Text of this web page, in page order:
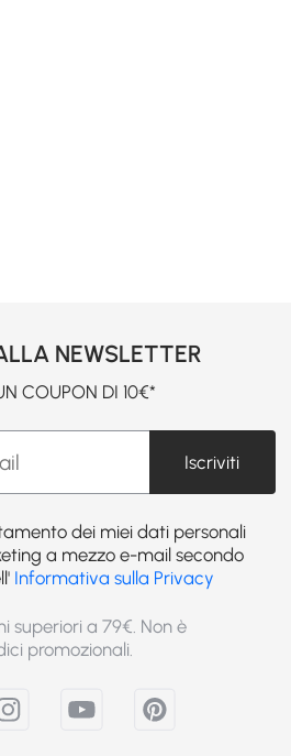
NEWSLETTER
COUPON DI 10€*
Iscriviti
dei miei dati personali
a mezzo e-mail secondo
Informativa sulla Privacy
superiori a 79€. Non è
promozionali.